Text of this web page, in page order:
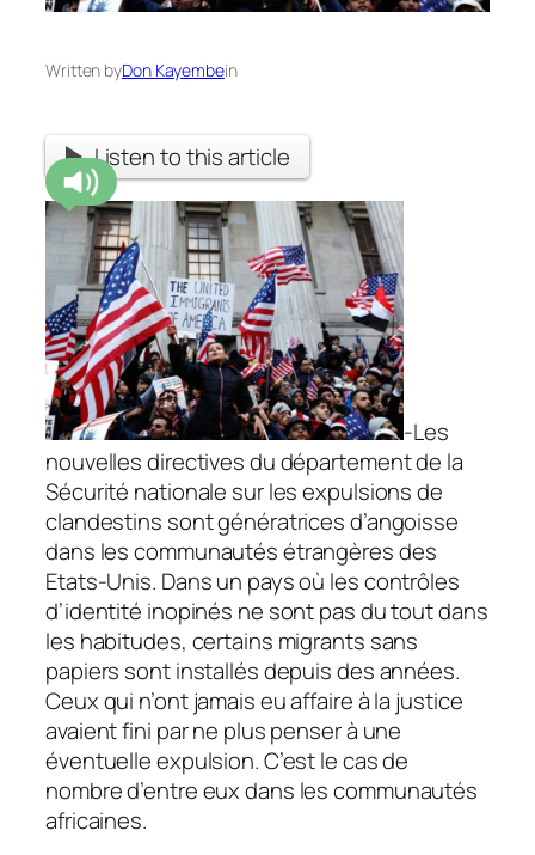
Written byDon Kayembein
Listen to this article
-Les
nouvelles directives du département de la
Sécurité nationale sur les expulsions de
clandestins sont génératrices d’angoisse
dans les communautés étrangères des
Etats-Unis. Dans un pays où les contrôles
d’identité inopinés ne sont pas du tout dans
les habitudes, certains migrants sans
papiers sont installés depuis des années.
Ceux qui n’ont jamais eu affaire à la justice
avaient fini par ne plus penser à une
éventuelle expulsion. C’est le cas de
nombre d’entre eux dans les communautés
africaines.